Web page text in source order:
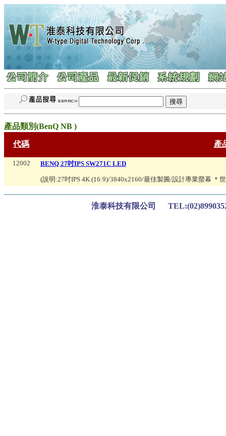
產品類別(BenQ NB )
代碼 產
12002 BENQ 27吋IPS SW271C LED
(說明:27吋IPS 4K (16:9)/3840x2160/最佳製圖/設計專業螢幕 ＊
淮泰科技有限公司